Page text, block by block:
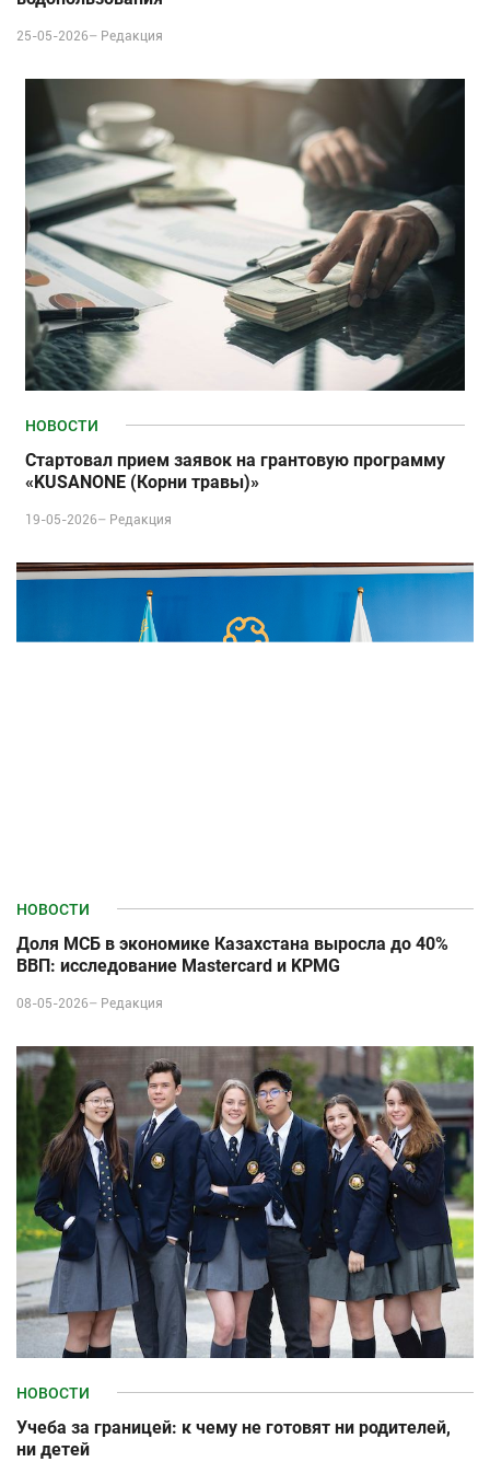
25-05-2026– Редакция
НОВОСТИ
Стартовал прием заявок на грантовую программу
«KUSANONE (Корни травы)»
19-05-2026– Редакция
НОВОСТИ
Доля МСБ в экономике Казахстана выросла до 40%
ВВП: исследование Mastercard и KPMG
08-05-2026– Редакция
НОВОСТИ
Учеба за границей: к чему не готовят ни родителей,
ни детей